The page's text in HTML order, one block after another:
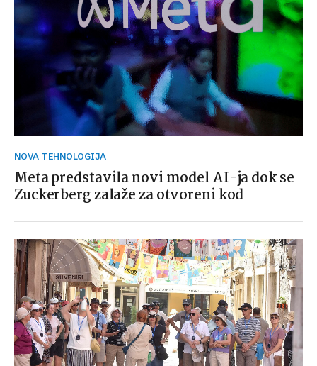
NOVA TEHNOLOGIJA
Meta predstavila novi model AI-ja dok se
Zuckerberg zalaže za otvoreni kod